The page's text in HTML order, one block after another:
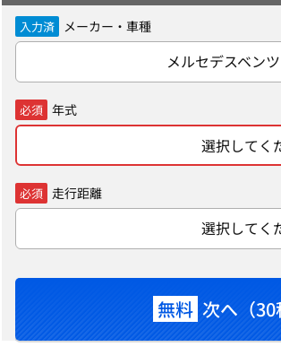
入力済 メーカー・車種
メルセデスベン
必須 年式
選択してく
必須 走行距離
選択してく
無料 次へ（30